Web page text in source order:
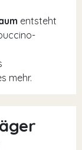
entsteht
mehr.